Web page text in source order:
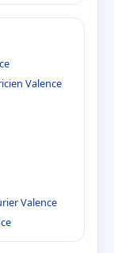
Valence
Valence